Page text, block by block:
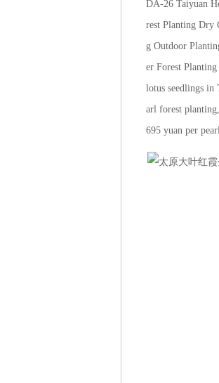
DA-26 Taiyuan
rest Planting Dry
g Outdoor
er Forest
lotus seedlings in
arl forest
695 yuan per